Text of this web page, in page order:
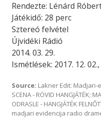
Rendezte: Lénárd
Játékidő: 28 perc
Sztereó felvétel
Újvidéki Rádió
2014. 03. 29.
Ismétlések: 2017. 12.
Source: Lakner Edit: Madjari-
SCENA - RÖVID HANGJÁTÉK;
ODRASLE - HANGJÁTÉK
madjari evidencija radio